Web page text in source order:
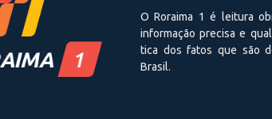
O Roraima 1 é leitura
informação precisa e
tica dos fatos que são
Brasil.